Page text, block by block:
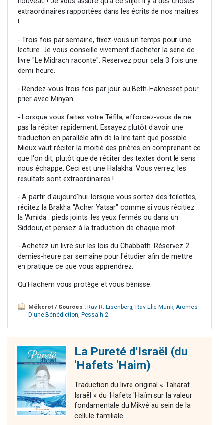
extraordinaires rapportées dans les écrits de nos maîtres
!
- Trois fois par semaine, fixez-vous un temps pour une
lecture. Je vous conseille vivement d'acheter la série de
livre "Le Midrach raconte". Réservez pour cela 3 fois une
demi-heure.
- Rendez-vous trois fois par jour au Beth-Haknesset pour
prier avec Minyan.
- Lorsque vous faites votre Téfila, efforcez-vous de ne
pas la réciter rapidement. Essayez plutôt d'avoir une
traduction en parallèle afin de la lire tant que possible.
Mieux vaut réciter la moitié des prières en comprenant ce
que l'on dit, plutôt que de réciter des textes dont le sens
nous échappe. Ceci est une Halakha. Vous verrez, les
résultats sont extraordinaires !
- A partir d'aujourd'hui, lorsque vous sortez des toilettes,
récitez la Brakha "Acher Yatsar" comme si vous récitiez
la 'Amida : pieds joints, les yeux fermés ou dans un
Siddour, et pensez à la traduction de chaque mot.
- Achetez un livre sur les lois du Chabbath. Réservez 2
demies-heure par semaine pour l'étudier afin de mettre
en pratique ce que vous apprendrez.
Qu'Hachem vous protège et vous bénisse.
Mékorot / Sources : Rav R. Eisenberg, Rav Elie Munk, Aromes
D'une Bénédiction, Pessa'h 2.
La Pureté d'Israël (du
'Hafets 'Haim)
Traduction du livre original « Taharat
Israël » du 'Hafets 'Haïm sur la valeur
fondamentale du Mikvé au sein de la
cellule familiale.